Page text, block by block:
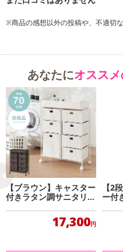
※商品の感想以外の投稿や、不適切
あなたにオスス
【ブラウン】キャスター
付きラタン調サニタリー
17,300円
【2
ー付